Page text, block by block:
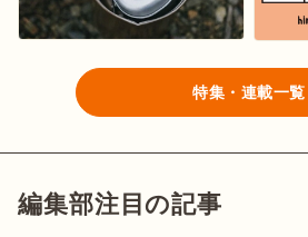
特集・連載一覧
編集部注目の記事
ログイン/会員登録